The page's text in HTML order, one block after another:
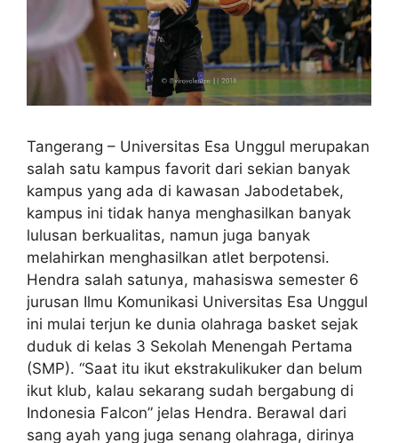
Tangerang – Universitas Esa Unggul merupakan
salah satu kampus favorit dari sekian banyak
kampus yang ada di kawasan Jabodetabek,
kampus ini tidak hanya menghasilkan banyak
lulusan berkualitas, namun juga banyak
melahirkan menghasilkan atlet berpotensi.
Hendra salah satunya, mahasiswa semester 6
jurusan Ilmu Komunikasi Universitas Esa Unggul
ini mulai terjun ke dunia olahraga basket sejak
duduk di kelas 3 Sekolah Menengah Pertama
(SMP). “Saat itu ikut ekstrakulikuker dan belum
ikut klub, kalau sekarang sudah bergabung di
Indonesia Falcon” jelas Hendra. Berawal dari
sang ayah yang juga senang olahraga, dirinya